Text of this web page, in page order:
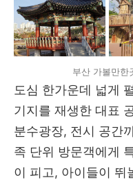
부산 가볼만한
도심 한가운데 넓게
기지를 재생한 대표
분수광장, 전시 공간
족 단위 방문객에게
이 피고, 아이들이 뛰